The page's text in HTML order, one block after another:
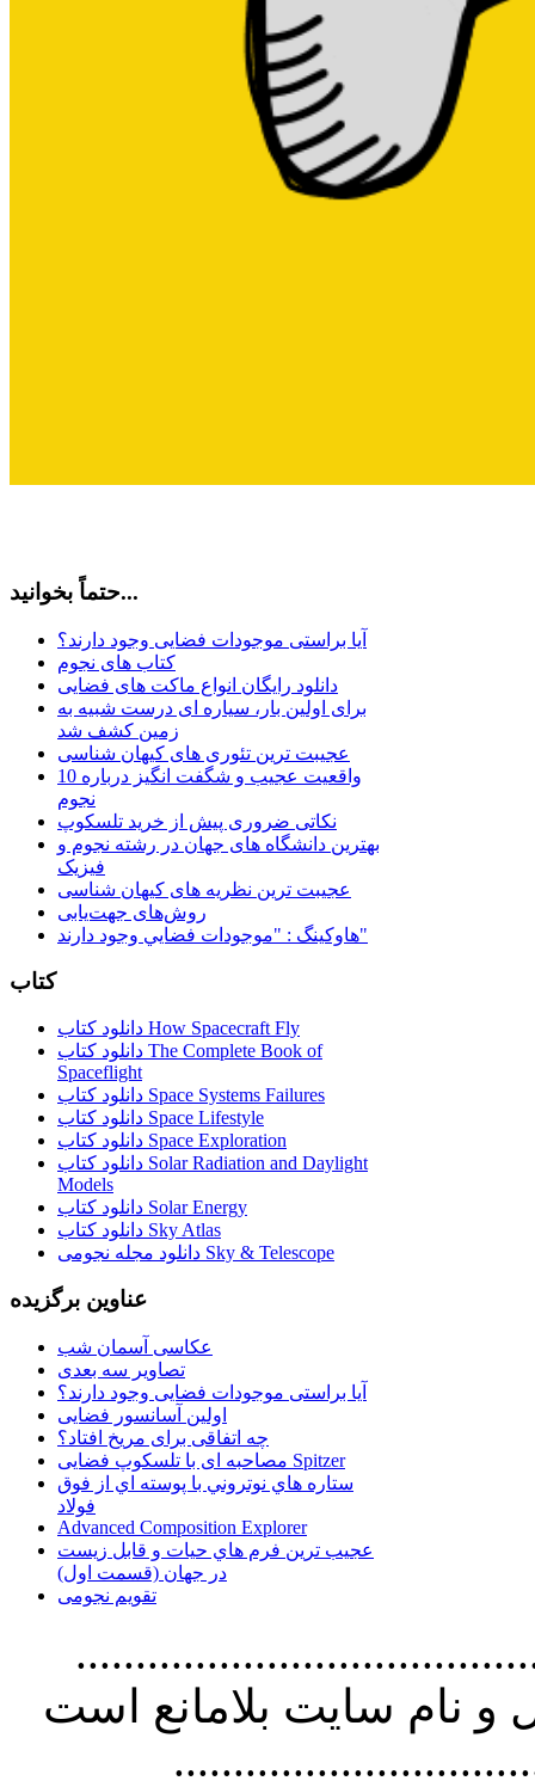
حتماً بخوانید...
آیا براستی موجودات فضایی وجود دارند؟
کتاب های نجوم
دانلود رایگان انواع ماکت های فضایی
برای اولین بار، سیاره ای درست شبیه به
زمین کشف شد
عجیبت ترین تئوری های کیهان شناسی
10 واقعیت عجیب و شگفت انگیز درباره
نجوم
نکاتی ضروری پیش از خرید تلسکوپ
بهترین دانشگاه های جهان در رشته نجوم و
فیزیک
عجیبت ترین نظریه های کیهان شناسی
روش‌های جهت‌یابی
هاوكينگ : "موجودات فضايي وجود دارند"
کتاب
دانلود کتاب How Spacecraft Fly
دانلود کتاب The Complete Book of
Spaceflight
دانلود کتاب Space Systems Failures
دانلود کتاب Space Lifestyle
دانلود کتاب Space Exploration
دانلود کتاب Solar Radiation and Daylight
Models
دانلود کتاب Solar Energy
دانلود کتاب Sky Atlas
دانلود مجله نجومی Sky & Telescope
عناوین برگزیده
عکاسی آسمان شب
تصاویر سه بعدی
آیا براستی موجودات فضایی وجود دارند؟
اولین آسانسور فضایی
چه اتفاقی برای مریخ افتاد؟
مصاحبه ای با تلسکوپ فضایی Spitzer
ستاره هاي نوتروني با پوسته اي از فوق
فولاد
Advanced Composition Explorer
عجیب ترین فرم هاي حيات و قابل زيست
در جهان (قسمت اول)
تقویم نجومی
استفاده از
نام سايت بلامانع است